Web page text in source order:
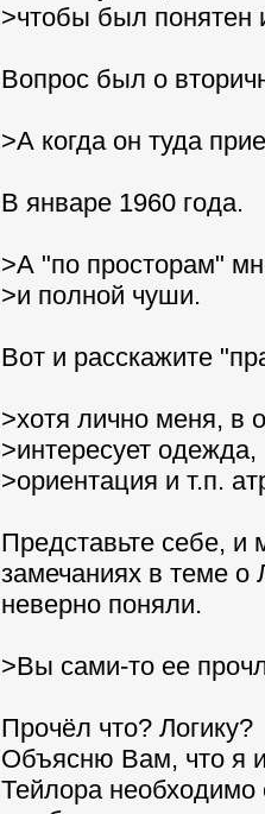
>чтобы был понятен
Вопрос был о
>А когда он туда
В январе 1960 года.
>А "по просторам"
>и полной чуши.
Вот и расскажите
>хотя лично меня, в
>интересует
>ориентация и т.п.
Представьте себе,
замечаниях в теме о
неверно поняли.
>Вы сами-то ее
Прочёл что? Логику?
Объясню Вам, что я
Тейлора необходимо